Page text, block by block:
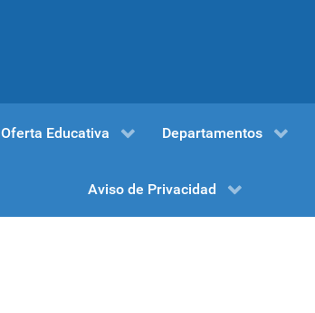
Oferta Educativa Departamentos
Aviso de Privacidad